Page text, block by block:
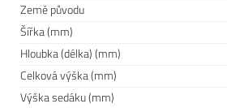
Země původu
Šířka (mm)
Hloubka (délka) (mm)
Celková výška (mm)
Výška sedáku (mm)